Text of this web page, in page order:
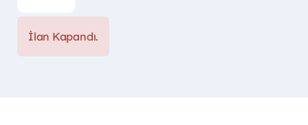
İlan Kapandı.